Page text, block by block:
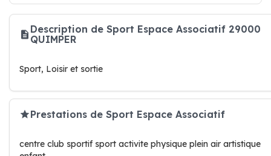
Description de Sport Espace Associatif 29000
QUIMPER
Sport, Loisir et sortie
Prestations de Sport Espace Associatif
centre club sportif sport activite physique plein air artistique